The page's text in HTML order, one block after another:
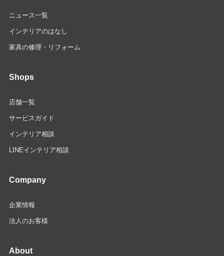
ニュース一覧
インテリアのはなし
家具の修理・リフォーム
Shops
店舗一覧
サービスガイド
インテリア相談
LINEインテリア相談
Company
企業情報
法人のお客様
About